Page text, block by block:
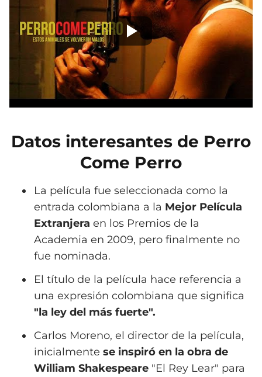
Datos interesantes de Perro
Come Perro
La película fue seleccionada como la
entrada colombiana a la Mejor Película
Extranjera en los Premios de la
Academia en 2009, pero finalmente no
fue nominada.
El título de la película hace referencia a
una expresión colombiana que significa
"la ley del más fuerte".
Carlos Moreno, el director de la película,
inicialmente se inspiró en la obra de
William Shakespeare "El Rey Lear" para